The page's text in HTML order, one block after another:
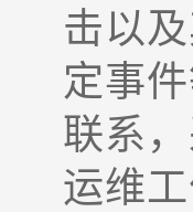
击以
定事
联系
运维